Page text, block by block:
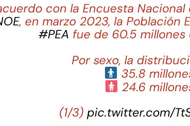
con la Encuesta
, en marzo 2023, la Población
#PEA fue de 60.5 millones
Por sexo, la
35.8
24.6
(1/3)pic.twitter.com/